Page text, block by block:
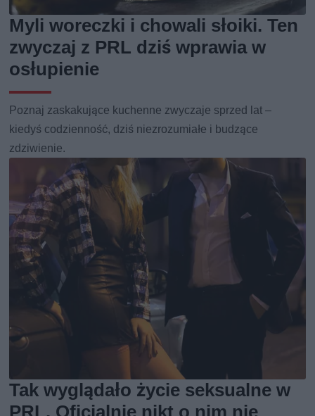
Myli woreczki i chowali słoiki. Ten
zwyczaj z PRL dziś wprawia w
osłupienie
Poznaj zaskakujące kuchenne zwyczaje sprzed lat –
kiedyś codzienność, dziś niezrozumiałe i budzące
zdziwienie.
Tak wyglądało życie seksualne w